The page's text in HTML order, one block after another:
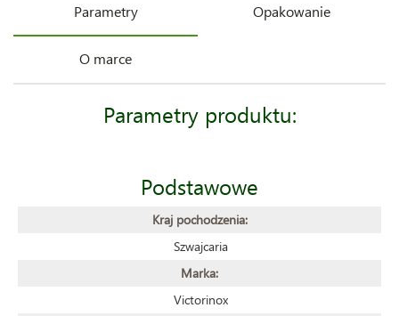
Parametry Opakowanie
O marce
Parametry produktu:
Podstawowe
Kraj pochodzenia:
Szwajcaria
Marka:
Victorinox